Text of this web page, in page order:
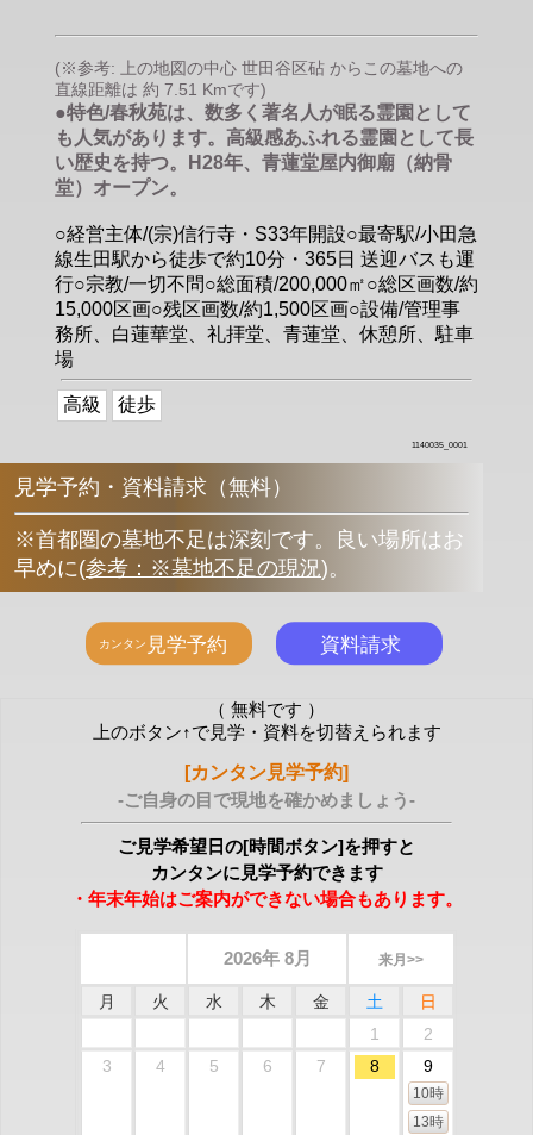
(※参考: 上の地図の中心 世田谷区砧 からこの墓地への
直線距離は 約 7.51 Kmです)
●特色/春秋苑は、数多く著名人が眠る霊園として
も人気があります。高級感あふれる霊園として長
い歴史を持つ。H28年、青蓮堂屋内御廟（納骨
堂）オープン。
○経営主体/(宗)信行寺・S33年開設○最寄駅/小田急
線生田駅から徒歩で約10分・365日 送迎バスも運
行○宗教/一切不問○総面積/200,000㎡○総区画数/約
15,000区画○残区画数/約1,500区画○設備/管理事
務所、白蓮華堂、礼拝堂、青蓮堂、休憩所、駐車
場
高級 徒歩
1140035_0001
見学予約・資料請求（無料）
※首都圏の墓地不足は深刻です。良い場所はお
早めに(参考：※墓地不足の現況)。
（ 無料です ）
上のボタン↑で見学・資料を切替えられます
[カンタン見学予約]
-ご自身の目で現地を確かめましょう-
ご見学希望日の[時間ボタン]を押すと
カンタンに見学予約できます
・年末年始はご案内ができない場合もあります。
2026年 8月 来月>>
月 火 水 木 金 土
日
1
2
3
4 5 6 7 8 9
10時
13時